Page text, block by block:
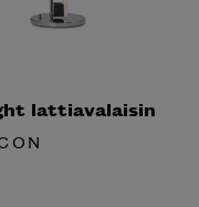
lattiavalaisin